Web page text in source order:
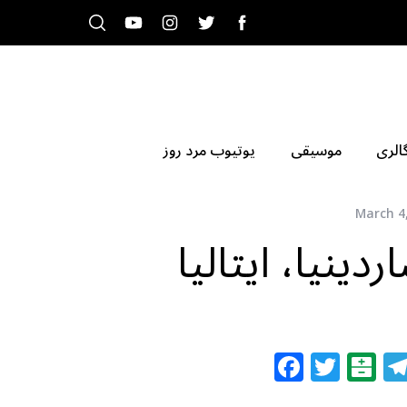
موسیقی یوتیوب مرد روز
March
ایتالیا
F T B